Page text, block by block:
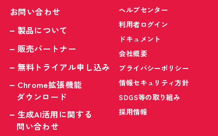
お問い合わせ
製品について
販売パートナー
無料トライアル申し込み
Chrome拡張機能
ダウンロード
生成AI活用に関する
問い合わせ
ヘルプセンター
利用者ログイン
ドキュメント
会社概要
プライバシーポリシー
情報セキュリティ方針
SDGS等の取り組み
採用情報